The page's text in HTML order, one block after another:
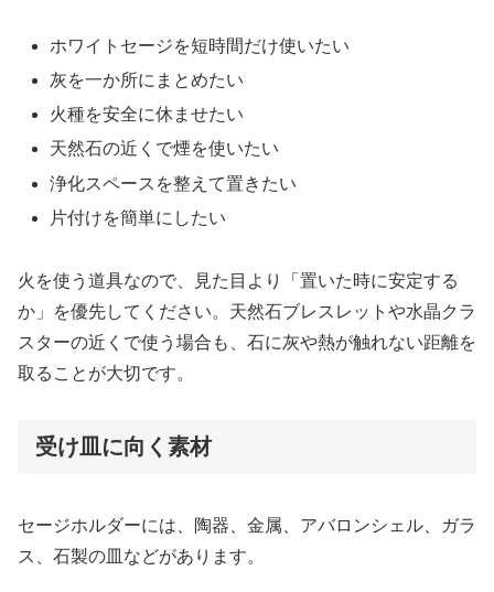
ホワイトセージを短時間だけ使いたい
灰を一か所にまとめたい
火種を安全に休ませたい
天然石の近くで煙を使いたい
浄化スペースを整えて置きたい
片付けを簡単にしたい
火を使う道具なので、見た目より「置いた時に安定する
か」を優先してください。天然石ブレスレットや水晶クラ
スターの近くで使う場合も、石に灰や熱が触れない距離を
取ることが大切です。
受け皿に向く素材
セージホルダーには、陶器、金属、アバロンシェル、ガラ
ス、石製の皿などがあります。